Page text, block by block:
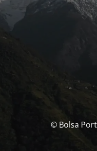
© Bolsa